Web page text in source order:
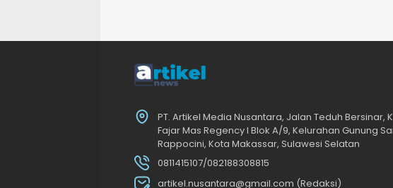
PT. Artikel Media Nusantara, Jalan Teduh Bersinar,
Fajar Mas Regency I Blok A/9, Kelurahan Gunung
Rappocini, Kota Makassar, Sulawesi Selatan
0811415107/082188308815
artikel.nusantara@gmail.com (Redaksi)